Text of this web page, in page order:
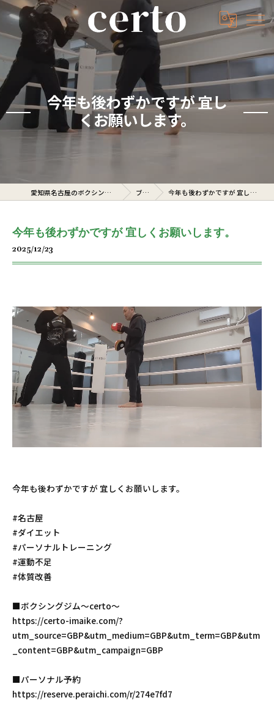
今年も後わずかですが 宜し
くお願いします。
愛知県名古屋のボクシングジムならcerto ブログ 今年も後わずかですが 宜しくお願いします。
今年も後わずかですが 宜しくお願いします。
2025/12/23
今年も後わずかですが 宜しくお願いします。
#名古屋
#ダイエット
#パーソナルトレーニング
#運動不足
#体質改善
■ボクシングジム〜certo〜
https://certo-imaike.com/?
utm_source=GBP&utm_medium=GBP&utm_term=GBP&utm
_content=GBP&utm_campaign=GBP
■パーソナル予約
https://reserve.peraichi.com/r/274e7fd7